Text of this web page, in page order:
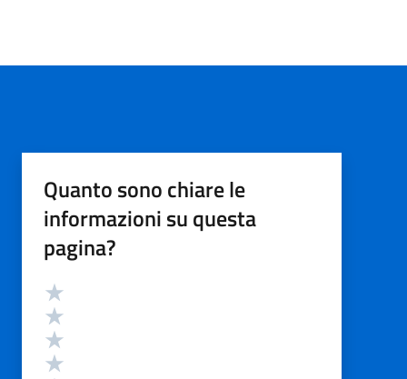
Quanto sono chiare le
informazioni su questa
pagina?
Valutazione